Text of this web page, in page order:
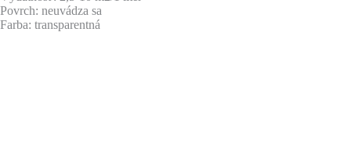
Povrch: neuvádza sa
Farba: transparentná